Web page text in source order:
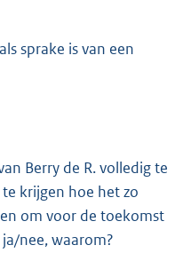
sprake is van een
Berry de R. volledig te
krijgen hoe het zo
om voor de toekomst
nee, waarom?